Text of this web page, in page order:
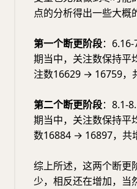
点的分析得出一些大概
第一个断更阶段：
期当中，关注数保持平
注数16629 → 16759，
第二个断更阶段：8.1-
期当中，关注数保持平
数16884 → 16897，共
综上所述，这两个断更
少，相反还在增加，当